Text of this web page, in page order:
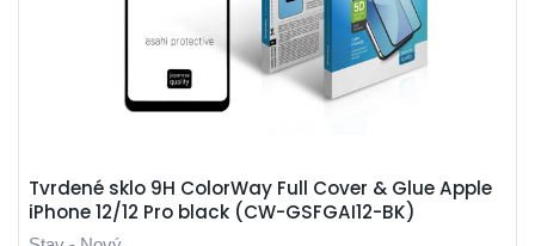
Tvrdené sklo 9H ColorWay Full Cover & Glue Apple
iPhone 12/12 Pro black (CW-GSFGAI12-BK)